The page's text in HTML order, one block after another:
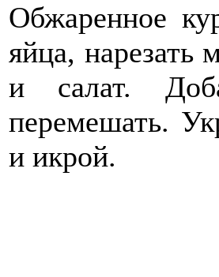
Обжаренное
яйца, нарезать
и салат.
перемешать.
и икрой.